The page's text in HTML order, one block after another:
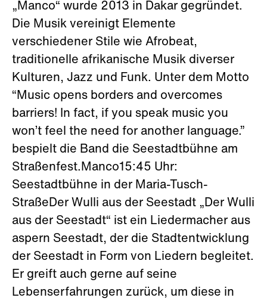
„Manco“ wurde 2013 in Dakar gegründet.
Die Musik vereinigt Elemente
verschiedener Stile wie Afrobeat,
traditionelle afrikanische Musik diverser
Kulturen, Jazz und Funk. Unter dem Motto
“Music opens borders and overcomes
barriers! In fact, if you speak music you
won’t feel the need for another language.”
bespielt die Band die Seestadtbühne am
Straßenfest.Manco15:45 Uhr:
Seestadtbühne in der Maria-Tusch-
StraßeDer Wulli aus der Seestadt „Der Wulli
aus der Seestadt“ ist ein Liedermacher aus
aspern Seestadt, der die Stadtentwicklung
der Seestadt in Form von Liedern begleitet.
Er greift auch gerne auf seine
Lebenserfahrungen zurück, um diese in